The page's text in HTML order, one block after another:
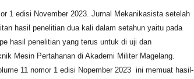
1 edisi November 2023. Jurnal Mekanikasista setelah
hasil penelitian dua kali dalam setahun yaitu pada
hasil penelitian yang terus untuk di uji dan
Mesin Pertahanan di Akademi Militer Magelang.
11 nomor 1 edisi Nopember 2023 ini memuat hasil-